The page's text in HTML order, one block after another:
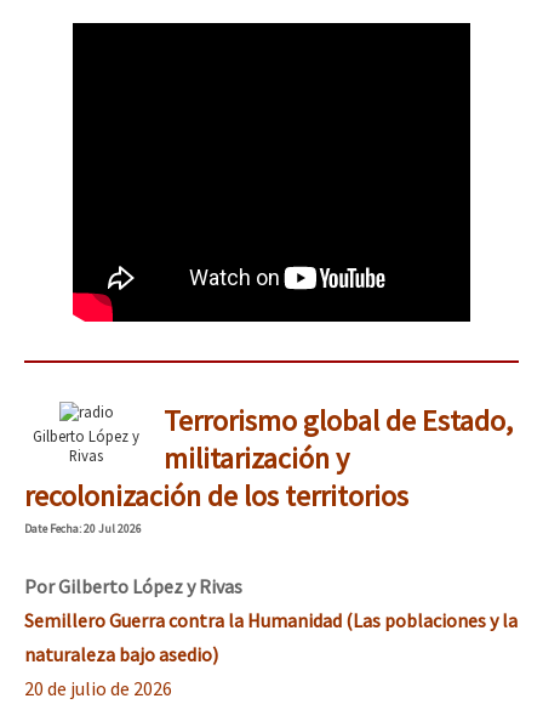
Gilberto López y
Rivas
Terrorismo global de Estado,
militarización y
recolonización de los territorios
DateFecha: 20 Jul 2026
Por Gilberto López y Rivas
Semillero Guerra contra la Humanidad (Las poblaciones y la
naturaleza bajo asedio)
20 de julio de 2026